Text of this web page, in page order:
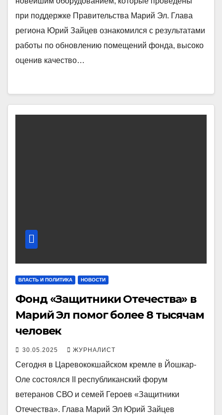
при поддержке Правительства Марий Эл. Глава
региона Юрий Зайцев ознакомился с результатами
работы по обновлению помещений фонда, высоко
оценив качество…
ВЛАСТЬ И ПОЛИТИКА НОВОСТИ
Фонд «Защитники Отечества» в
Марий Эл помог более 8 тысячам
человек
30.05.2025 ЖУРНАЛИСТ
Сегодня в Царевококшайском кремле в Йошкар-
Оле состоялся II республиканский форум
ветеранов СВО и семей Героев «Защитники
Отечества». Глава Марий Эл Юрий Зайцев